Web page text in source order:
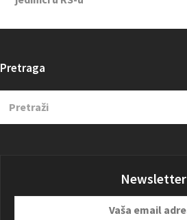
Pretraga
Newsletter